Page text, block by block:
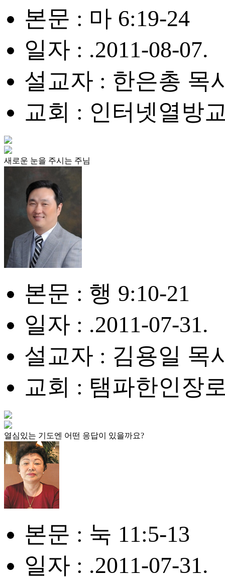
본문 : 마 6:19-24
일자 : .2011-08-07.
설교자 : 한은총 목
교회 : 인터넷열방
새로운 눈을 주시는 주님
본문 : 행 9:10-21
일자 : .2011-07-31.
설교자 : 김용일 목
교회 : 탬파한인장
열심있는 기도엔 어떤 응답이 있을까요?
본문 : 눅 11:5-13
일자 : .2011-07-31.